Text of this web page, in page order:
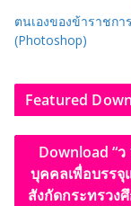
ตนเองของข้าราชก
(Photoshop)
Featured
Download “
บุคคลเพื่อบรรจุ
สังกัดกระทรวง